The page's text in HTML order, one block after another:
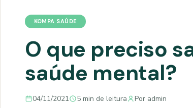
KOMPA SAÚDE
O que preciso
saúde mental?
04/11/2021 5 min de leitura Por admin